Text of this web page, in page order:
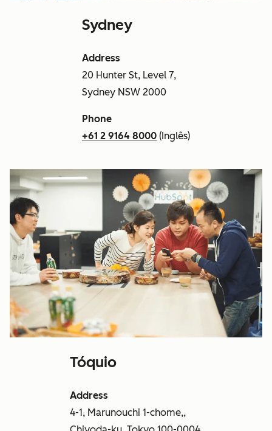
Sydney
Address
20 Hunter St, Level 7,
Sydney NSW 2000
Phone
+61 2 9164 8000 (Inglês)
Tóquio
Address
4-1, Marunouchi 1-chome,,